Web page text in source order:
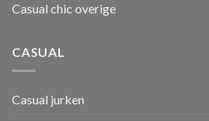
Casual chic overige
CASUAL
Casual jurken